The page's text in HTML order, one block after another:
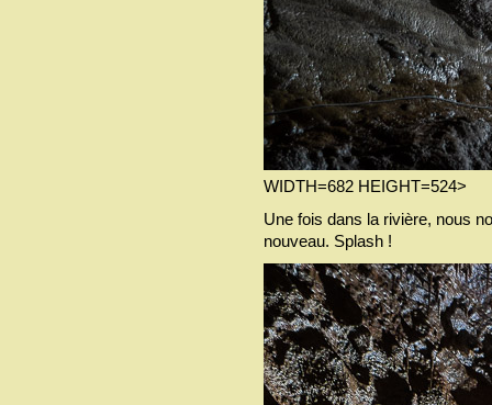
WIDTH=682 HEIGHT=524>
Une fois dans la rivière, nous
nouveau. Splash !